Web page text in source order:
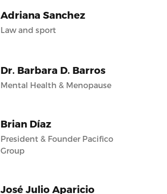
Adriana Sanchez
Law and sport
Dr. Barbara D. Barros
Mental Health & Menopause
Brian Díaz
President & Founder Pacifico
Group
José Julio Aparicio